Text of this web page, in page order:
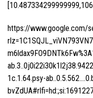
https://www.google.com/
1c.1.64.psy-